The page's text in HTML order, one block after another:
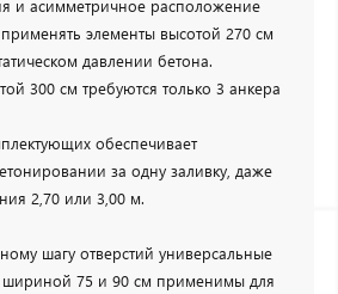
и асимметричное расположение
элементы высотой 270 см
давлении бетона.
300 см требуются только 3 анкера
обеспечивает
за одну заливку, даже
2,70 или 3,00 м.
шагу отверстий универсальные
шириной 75 и 90 см применимы для